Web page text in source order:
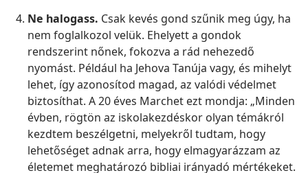
Ne halogass. Csak kevés gond szűnik meg úgy, ha
nem foglalkozol velük. Ehelyett a gondok
rendszerint nőnek, fokozva a rád nehezedő
nyomást. Például ha Jehova Tanúja vagy, és mihelyt
lehet, így azonosítod magad, az valódi védelmet
biztosíthat. A 20 éves Marchet ezt mondja: „Minden
évben, rögtön az iskolakezdéskor olyan témákról
kezdtem beszélgetni, melyekről tudtam, hogy
lehetőséget adnak arra, hogy elmagyarázzam az
életemet meghatározó bibliai irányadó mértékeket.